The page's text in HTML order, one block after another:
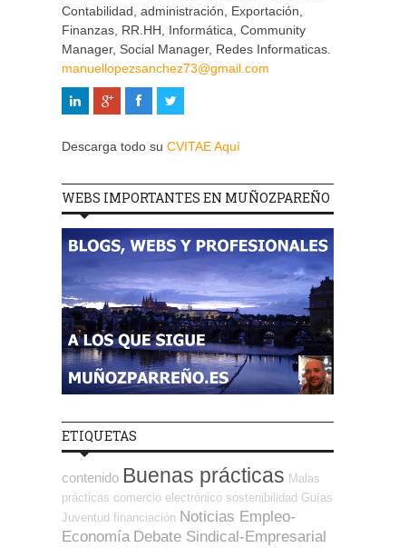
Contabilidad, administración, Exportación,
Finanzas, RR.HH, Informática, Community
Manager, Social Manager, Redes Informaticas.
manuellopezsanchez73@gmail.com
Descarga todo su CVITAE Aquí
WEBS IMPORTANTES EN MUÑOZPAREÑO
ETIQUETAS
contenido Buenas prácticas Malas
prácticas comercio electrónico sostenibilidad Guías
Juventud financiación Noticias Empleo-
Economía Debate Sindical-Empresarial